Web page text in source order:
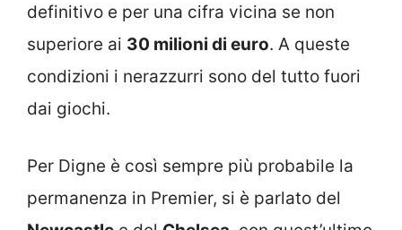
definitivo e per una cifra vicina se non
superiore ai 30 milioni di euro. A queste
condizioni i nerazzurri sono del tutto fuori
dai giochi.
Per Digne è così sempre più probabile la
permanenza in Premier, si è parlato del